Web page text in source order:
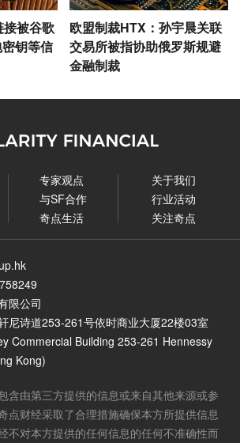
被谷歌
钥等信
欧盟制裁HTX：孙宇晨关联
交易所被指协助俄罗斯规避
金融制裁
专家观点
与SF合作
奇点生活
关于我们
行业活动
关注奇点
限公司
尼诗道253-261号依时商业大厦22楼03室
Commercial Building 253-261 Hennessy
Kong)
含由第三方提供的信息或来自其他来源或参
点财经采取了合理措施确保本方所提供信息
不对本方提供的任何信息的任何不准确性而